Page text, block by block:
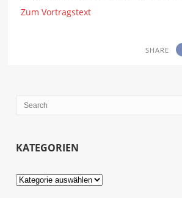
Zum Vortragstext
SHARE
KATEGORIEN
Kategorien